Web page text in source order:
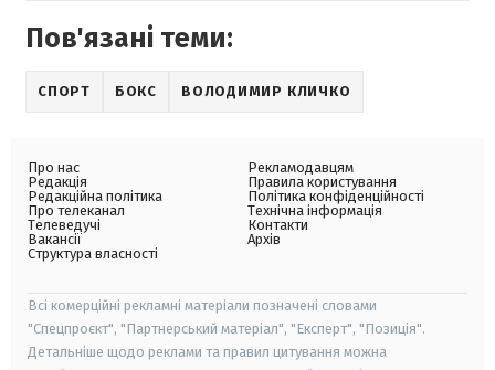
Пов'язані теми:
СПОРТ БОКС ВОЛОДИМИР КЛИЧКО
Про нас
Редакція
Редакційна політика
Про телеканал
Телеведучі
Вакансії
Структура власності
Рекламодавцям
Правила користування
Політика конфіденційності
Технічна інформація
Контакти
Архів
Всі комерційні рекламні матеріали позначені словами
"Спецпроєкт", "Партнерський матеріал", "Експерт", "Позиція".
Детальніше щодо реклами та правил цитування можна